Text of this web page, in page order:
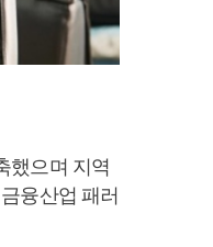
했으며 지역
융산업 패러